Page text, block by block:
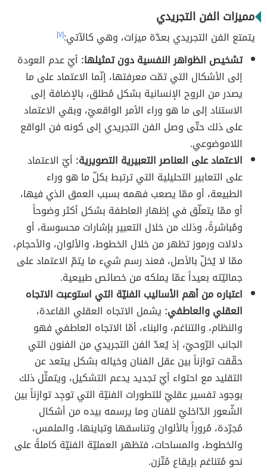
مميزات الفن التجريدي
يتمتع الفن التجريدي بعدّة ميزات، وهي كالآتي:[٧]
تشخيص الظواهر النفسية دون تمثيلها: أيّ عدم العودة
إلى الأشكال التي تمّت معرفتها، إنّما الاعتماد على ما
يصدر من الروح الإنسانية بشكل مُطلق، بالإضافة إلى
الاستناد إلى ما هو وراء الأمر الواقعيّ، وبقي الاعتماد
على ذلك حتّى وصل الفن التجريدي إلى كونه فن الواقع
اللاموضوعي.
الاعتماد على العناصر التعبيرية التصويرية: أيّ الاعتماد
على التعابير التحليلية التي ترتبط بكلّ ما هو وراء
الطبيعة، أو ممّا يصعب فهمه بسبب العمق الذي فيها،
أو ممّا يتعلّق في إظهار العاطفة بشكل أكثر وضوحاً
ومُباشرةً، وذلك من خلال التعبير بإشارات محسوسة، أو
دلالات ورموز تظهر من خلال الخطوط، والألوان، والأحجام،
ممّا لا يُخلّ بالأصل، فعند رسم شيء ما يتمّ الاعتماد على
جماليّته بعيداً عمّا يملكه من خصائص طبيعية.
اعتباره من أهم الأساليب الفنيّة التي استوعبت الاتجاه
العقلي والعاطفي: يشمل الاتجاه العقلي القاعدة،
والنظام، والتناغم، والبناء، أمّا الاتجاه العاطفي فهو
الجانب الرّوحيّ، إذ يُعدّ الفن التجريدي من الفنون التي
حقّقت توازناً بين عقل الفنان وخياله بشكل يبتعد عن
التقليد مع احتواء أيّ تجديد يدعم التشكيل، ويتمثّل ذلك
بوجود تفسير عقليّ للتطورات الفنيّة التي توجِد توازناً بين
الشّعور الدّاخليّ للفنان وما يرسمه بيده من أشكال
مُجرّدة، مُروراً بالألوان وتناسقها وتباينها، والملمس،
والخطوط، والمساحات، فتظهر العمليّة الفنيّة كاملةً على
نحو مُتناغم بإيقاع مُتّزن.